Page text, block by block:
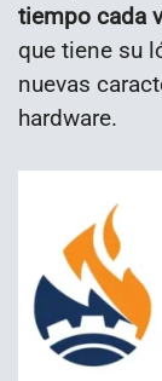
tiempo cada
que tiene su
nuevas
hardware.